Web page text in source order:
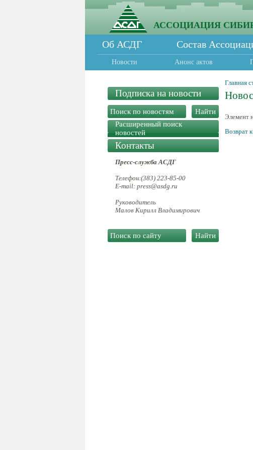
АССОЦИАЦИЯ
Об АСДГ Состав
Новости Анонс актов
Подписка на новости
Расширенный поиск
новостей
Контакты
Пресс-служба АСДГ
Телефон:(383) 223-85-00
E-mail: press@asdg.ru
Руководитель
Малов Кирилл Владимирович
Главная
Элемент
Возврат